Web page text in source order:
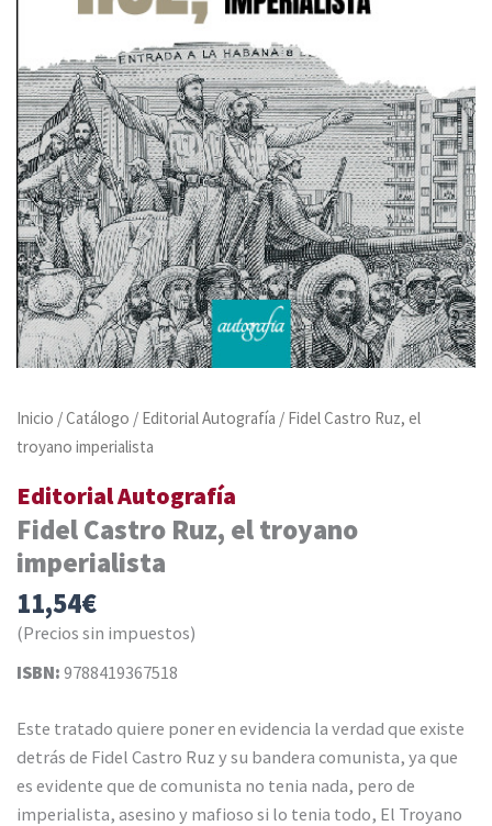
Inicio /Catálogo / Editorial Autografía / Fidel Castro Ruz, el
troyano imperialista
Editorial Autografía
Fidel Castro Ruz, el troyano
imperialista
11,54€
(Precios sin impuestos)
ISBN: 9788419367518
Este tratado quiere poner en evidencia la verdad que existe
detrás de Fidel Castro Ruz y su bandera comunista, ya que
es evidente que de comunista no tenia nada, pero de
imperialista, asesino y mafioso si lo tenia todo, El Troyano